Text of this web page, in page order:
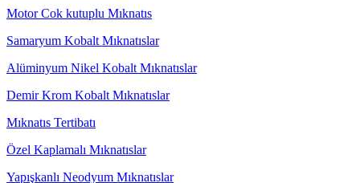
Motor Cok kutuplu Mıknatıs
Samaryum Kobalt Mıknatıslar
Alüminyum Nikel Kobalt Mıknatıslar
Demir Krom Kobalt Mıknatıslar
Mıknatıs Tertibatı
Özel Kaplamalı Mıknatıslar
Yapışkanlı Neodyum Mıknatıslar